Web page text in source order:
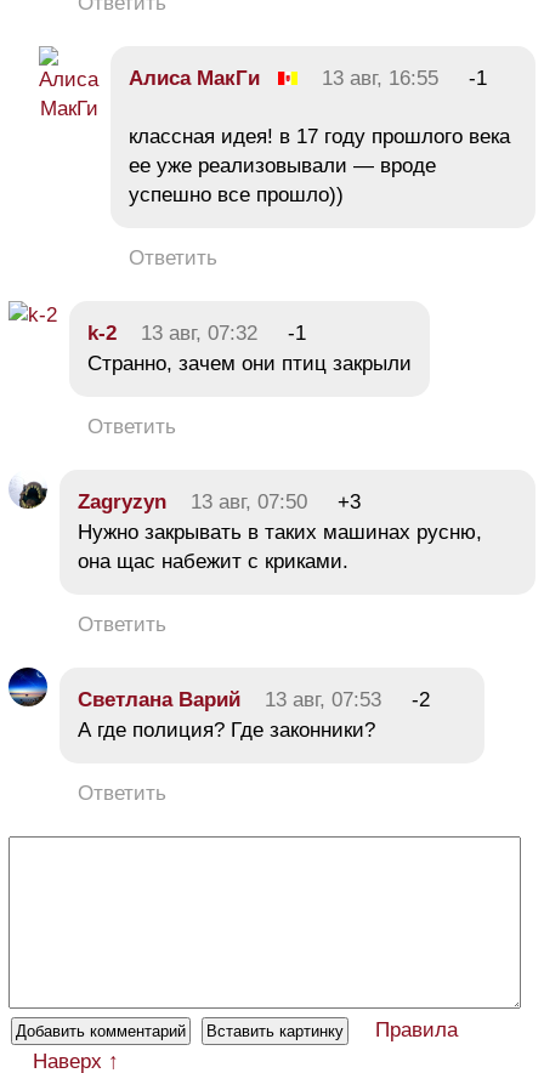
Алиса МакГи 13 авг, 16:55 -1
классная идея! в 17 году прошлого века
ее уже реализовывали — вроде
успешно все прошло))
Ответить
k-2 13 авг, 07:32
-1
Странно, зачем они птиц закрыли
Ответить
Zagryzyn 13 авг, 07:50
+3
Нужно закрывать в таких машинах русню,
она щас набежит с криками.
Ответить
Светлана Варий 13 авг, 07:53
-2
А где полиция? Где законники?
Ответить
Правила
Наверх ↑